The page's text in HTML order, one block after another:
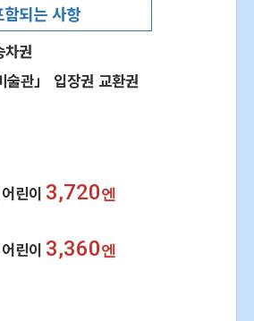
되는 사항
차권
술관」 입장권 교환권
어린이 3,720엔
어린이 3,360엔